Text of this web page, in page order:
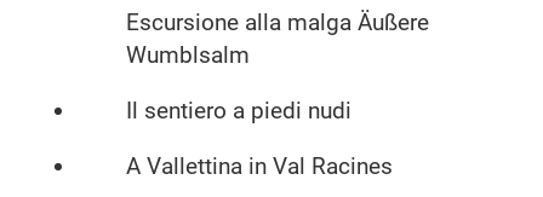
Escursione alla malga Äußere
Wumblsalm
Il sentiero a piedi nudi
A Vallettina in Val Racines